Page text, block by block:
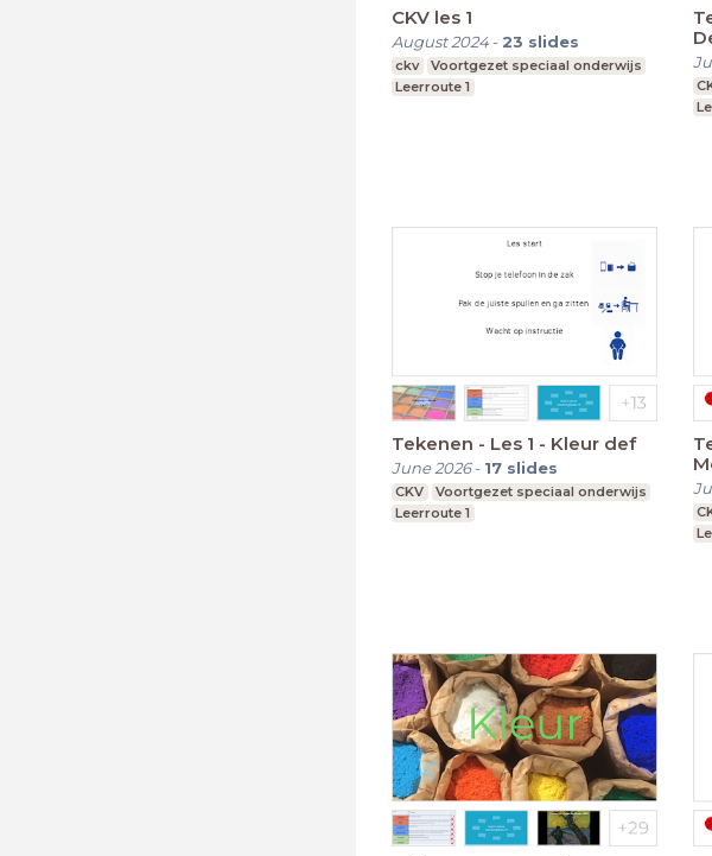
CKV les 1
August 2024- 23 slides
ckv
Voortgezet speciaal onderwijs
Leerroute 1
Tekenen - Les 1 - Kleur def
June 2026- 17 slides
CKV
Voortgezet speciaal onderwijs
Leerroute 1